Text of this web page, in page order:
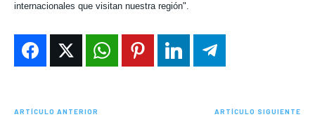
internacionales que visitan nuestra región".
ARTÍCULO ANTERIOR ARTÍCULO SIGUIENTE